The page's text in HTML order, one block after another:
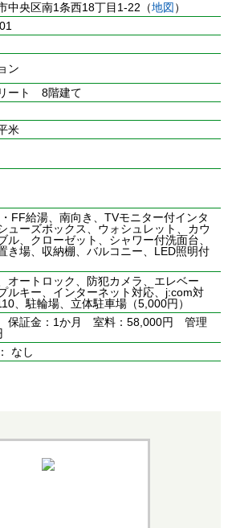
中央区南1条西18丁目1-22（地図 ）
ン
ート 8階建て
米
FF給湯、南向き、TVモニター付インタ
ューズボックス、ウォシュレット、カウ
ル、クローゼット、シャワー付洗面台、
き場、収納棚、バルコニー、LED照明付
オートロック、防犯カメラ、エレベー
ルキー、インターネット対応、j:com対
、駐輪場、立体駐車場（5,000円）
保証金：1か月 室料：58,000円 管理
なし